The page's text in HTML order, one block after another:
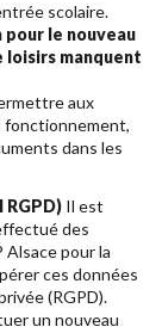
scolaire.
pour le nouveau
loisirs manquent
aux
fonctionnement,
dans les
Il est
des
Alsace pour la
ces données
(RGPD).
un nouveau